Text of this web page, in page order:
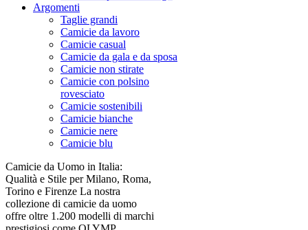
Argomenti
Taglie grandi
Camicie da lavoro
Camicie casual
Camicie da gala e da sposa
Camicie non stirate
Camicie con polsino
rovesciato
Camicie sostenibili
Camicie bianche
Camicie nere
Camicie blu
Camicie da Uomo in Italia:
Qualità e Stile per Milano, Roma,
Torino e Firenze La nostra
collezione di camicie da uomo
offre oltre 1.200 modelli di marchi